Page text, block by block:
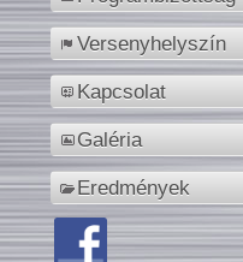
Versenyhelyszín
Kapcsolat
Galéria
Eredmények